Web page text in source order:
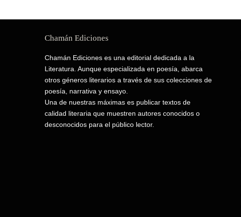
Chamán Ediciones
Chamán Ediciones es una editorial dedicada a la
Literatura. Aunque especializada en poesía, abarca
otros géneros literarios a través de sus colecciones de
poesía, narrativa y ensayo.
Una de nuestras máximas es publicar textos de
calidad literaria que muestren autores conocidos o
desconocidos para el público lector.